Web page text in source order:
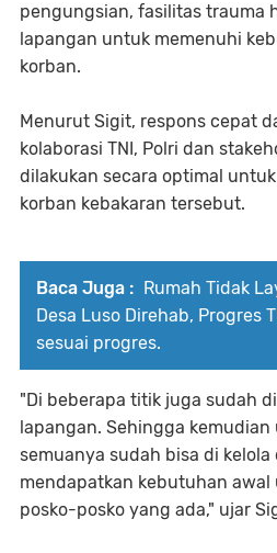
pengungsian, fasilitas trauma
lapangan untuk memenuhi
korban.
Menurut Sigit, respons cepat
kolaborasi TNI, Polri dan
dilakukan secara optimal
korban kebakaran tersebut.
Baca Juga : Rumah Tidak
Desa Luso Direhab, Progres
sesuai progres.
"Di beberapa titik juga sudah
lapangan. Sehingga
semuanya sudah bisa di
mendapatkan kebutuhan
posko-posko yang ada," ujar